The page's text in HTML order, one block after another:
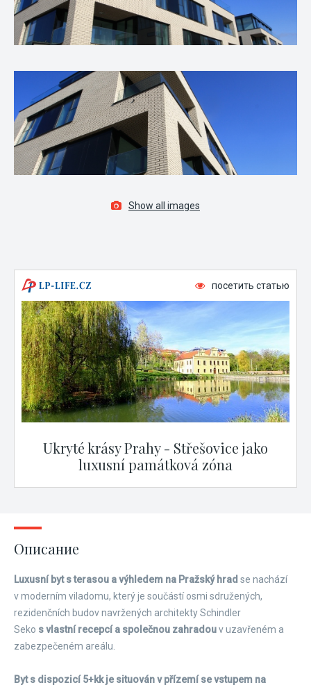
Show all images
посетить статью
Ukryté krásy Prahy - Střešovice jako
luxusní památková zóna
Описание
Luxusní byt s terasou a výhledem na Pražský hrad se nachází
v moderním viladomu, který je součástí osmi sdružených,
rezidenčních budov navržených architekty Schindler
Seko s vlastní recepcí a společnou zahradouv uzavřeném a
zabezpečeném areálu.
Byt s dispozicí 5+kk je situován v přízemí se vstupem na